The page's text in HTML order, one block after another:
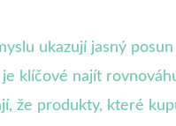
ukazují jasný
klíčové najít
že produkty, které